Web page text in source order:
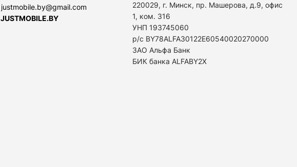
justmobile.by@gmail.com
JUSTMOBILE.BY
220029, г. Минск, пр. Машерова, д.9, офис
1, ком. 316
УНП 193745060
р/с BY78ALFA30122E60540020270000
ЗАО Альфа Банк
БИК банка ALFABY2X